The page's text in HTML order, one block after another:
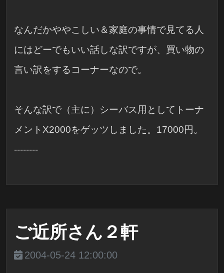
なんだかややこしい＆家庭の事情で見てる人
にはどーでもいい話しな訳ですが、買い物の
言い訳をするコーナーなので。
そんな訳で（主に）シーバス用としてトーナ
メントX2000をゲッツしました。17000円。
--------
ご近所さん２軒
2004-05-24 12:00:00